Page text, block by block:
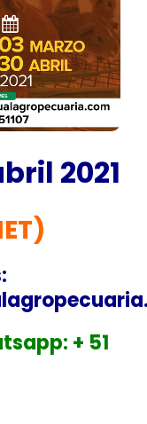
2021
:
+ 51